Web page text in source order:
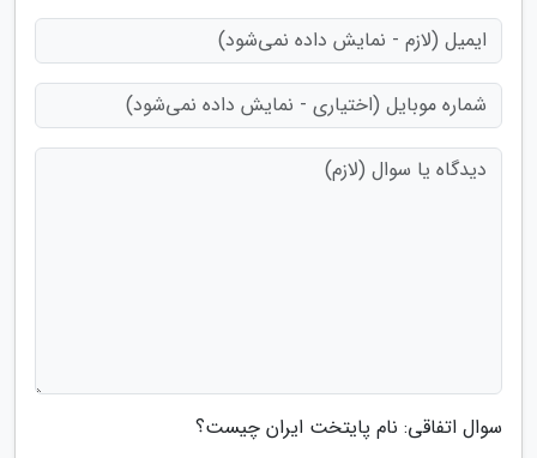
سوال اتفاقی: نام پایتخت ایران چیست؟